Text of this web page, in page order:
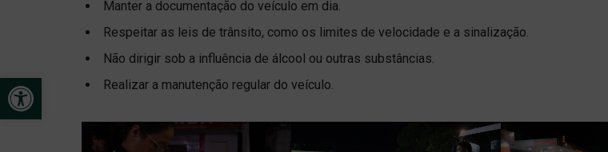
Open toolbar
Manter a documentação do veículo em dia.
Respeitar as leis de trânsito, como os limites de velocidade e a sinalização.
Não dirigir sob a influência de álcool ou outras substâncias.
Realizar a manutenção regular do veículo.